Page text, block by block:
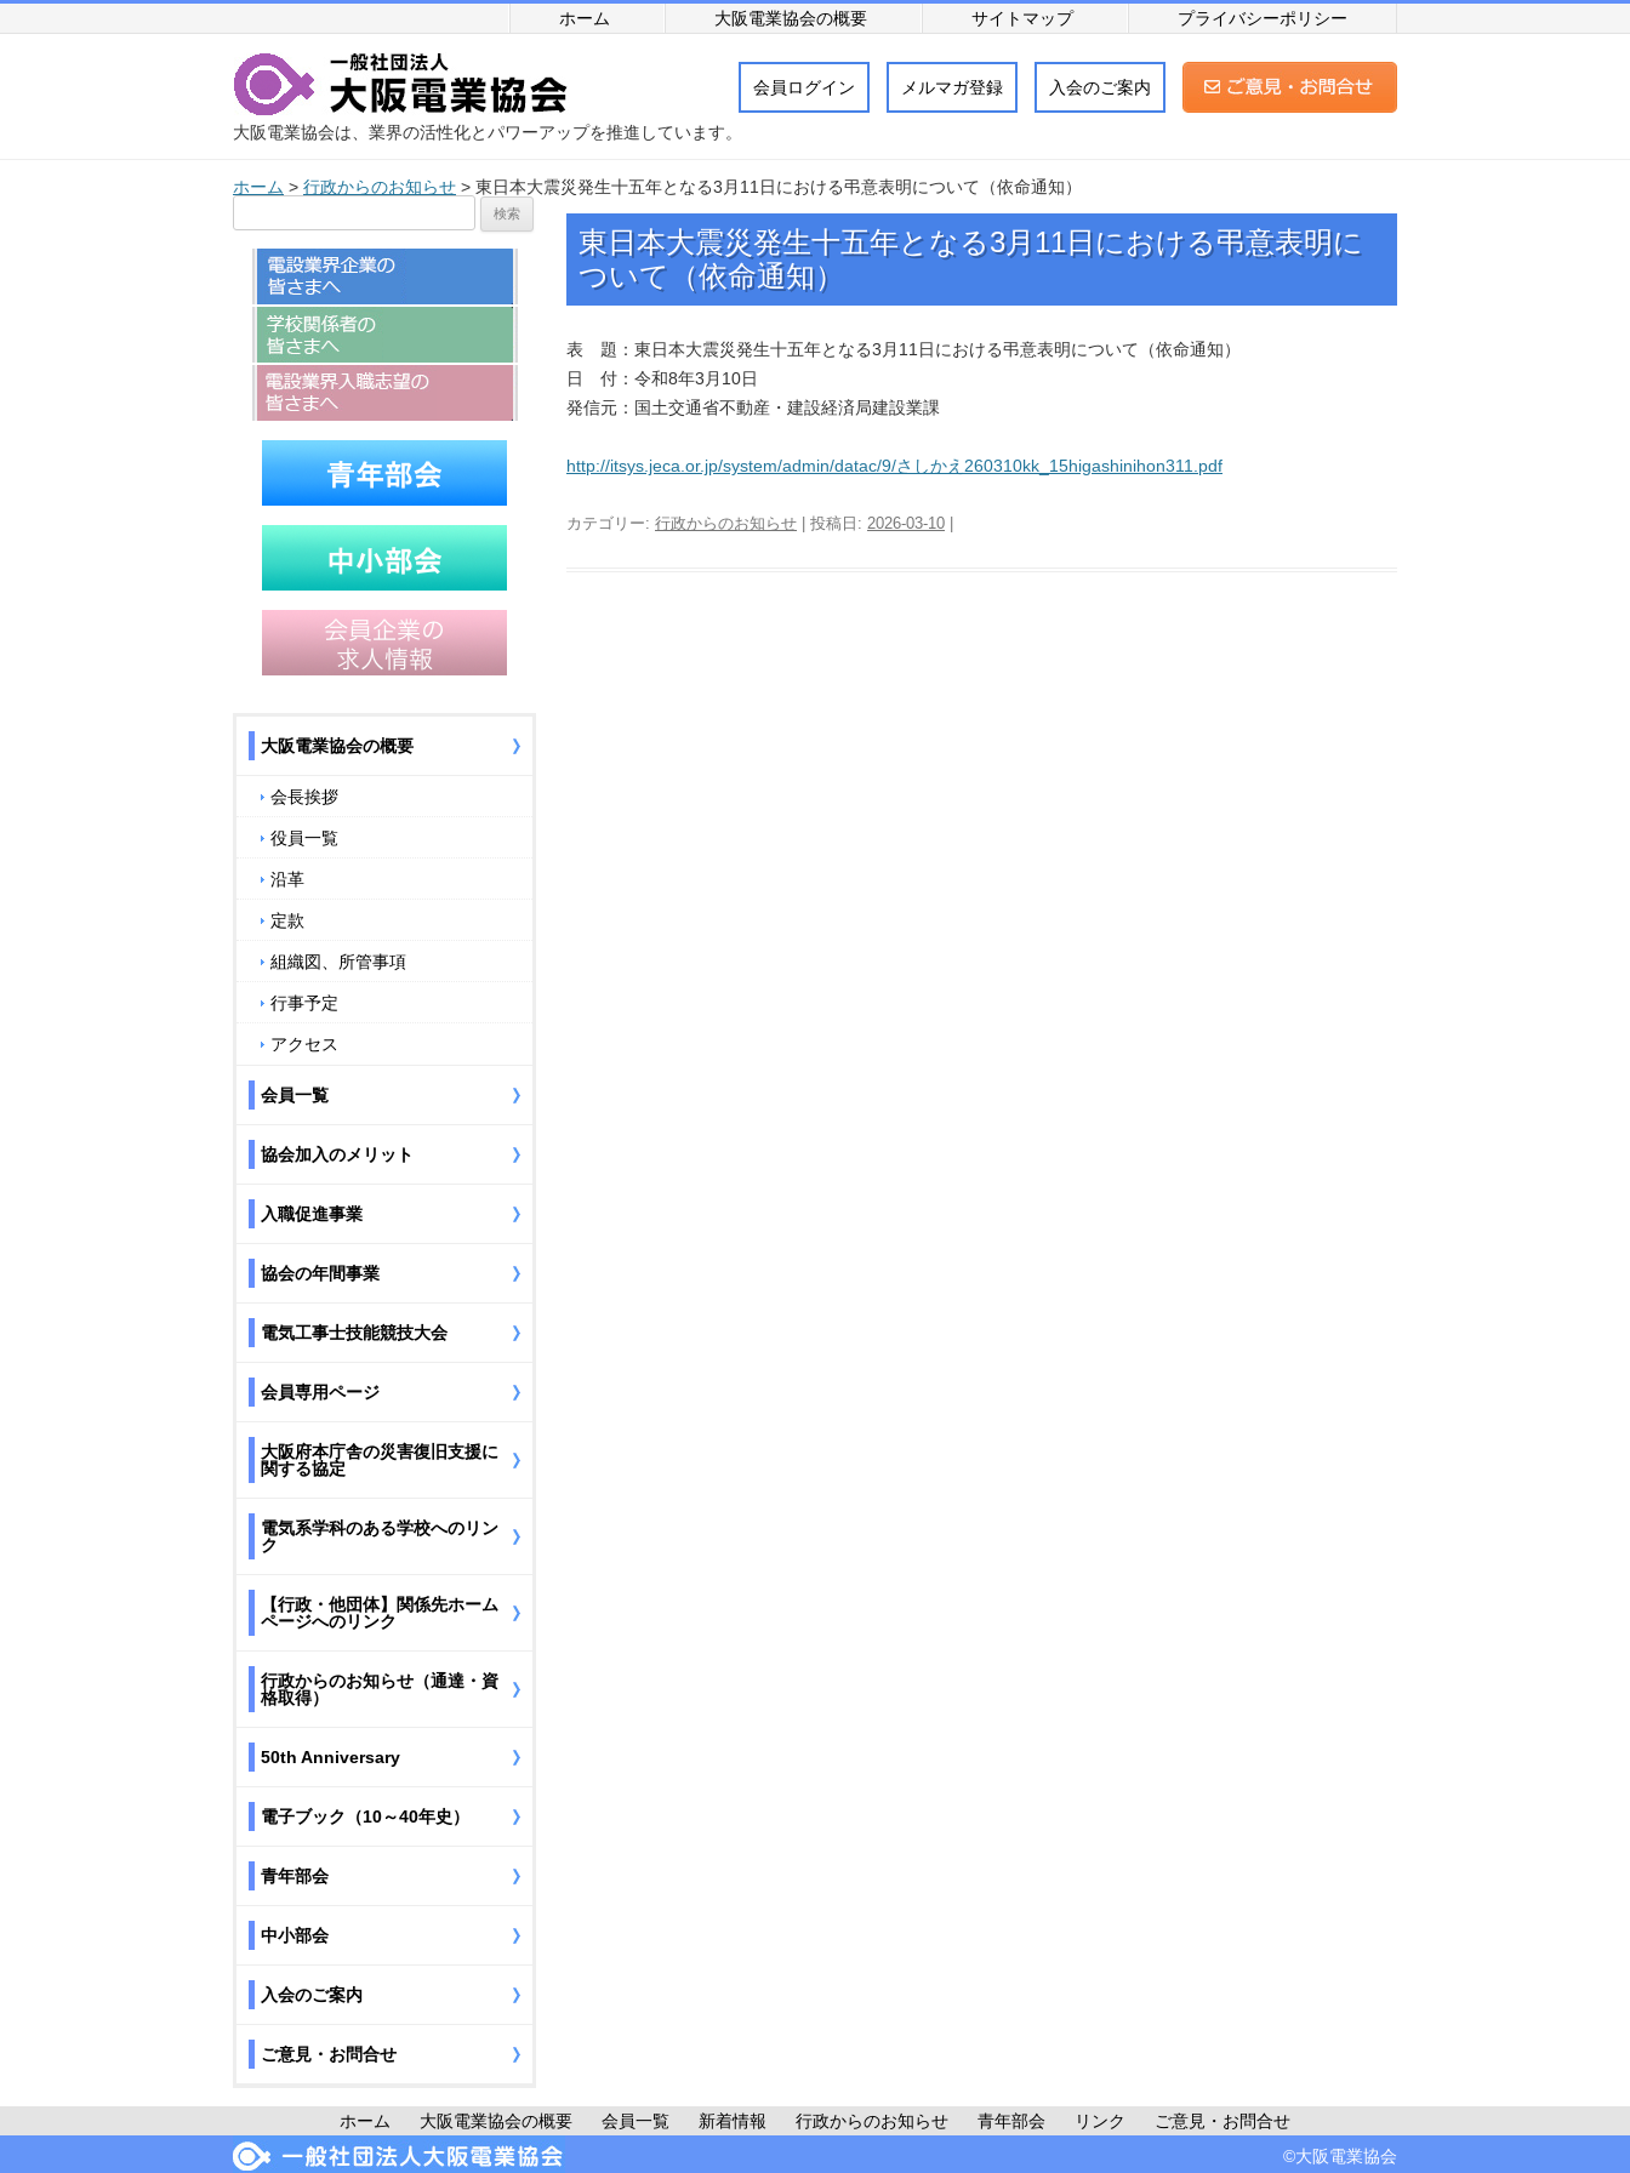
ホーム 大阪電業協会の概要 サイトマップ プライバシーポリシー
大阪電業協会は、業界の活性化とパワーアップを推進しています。
会員ログイン メルマガ登録 入会のご案内
ホーム > 行政からのお知らせ > 東日本大震災発生十五年となる3月11日における弔意表明について（依命通知）
東日本大震災発生十五年となる3月11日における弔意表明に
ついて（依命通知）
表 題：東日本大震災発生十五年となる3月11日における弔意表明について（依命通知）
日 付：令和8年3月10日
発信元：国土交通省不動産・建設経済局建設業課
http://itsys.jeca.or.jp/system/admin/datac/9/さしかえ260310kk_15higashinihon311.pdf
カテゴリー: 行政からのお知らせ | 投稿日: 2026-03-10
大阪電業協会の概要
会長挨拶
役員一覧
沿革
定款
組織図、所管事項
行事予定
アクセス
会員一覧
協会加入のメリット
入職促進事業
協会の年間事業
電気工事士技能競技大会
会員専用ページ
大阪府本庁舎の災害復旧支援に
関する協定
電気系学科のある学校へのリン
ク
【行政・他団体】関係先ホーム
ページへのリンク
行政からのお知らせ（通達・資
格取得）
50th Anniversary
電子ブック（10～40年史）
青年部会
中小部会
入会のご案内
ご意見・お問合せ
ホーム 大阪電業協会の概要 会員一覧 新着情報 行政からのお知らせ 青年部会 リンク
ご意見・お問合せ
©大阪電業協会